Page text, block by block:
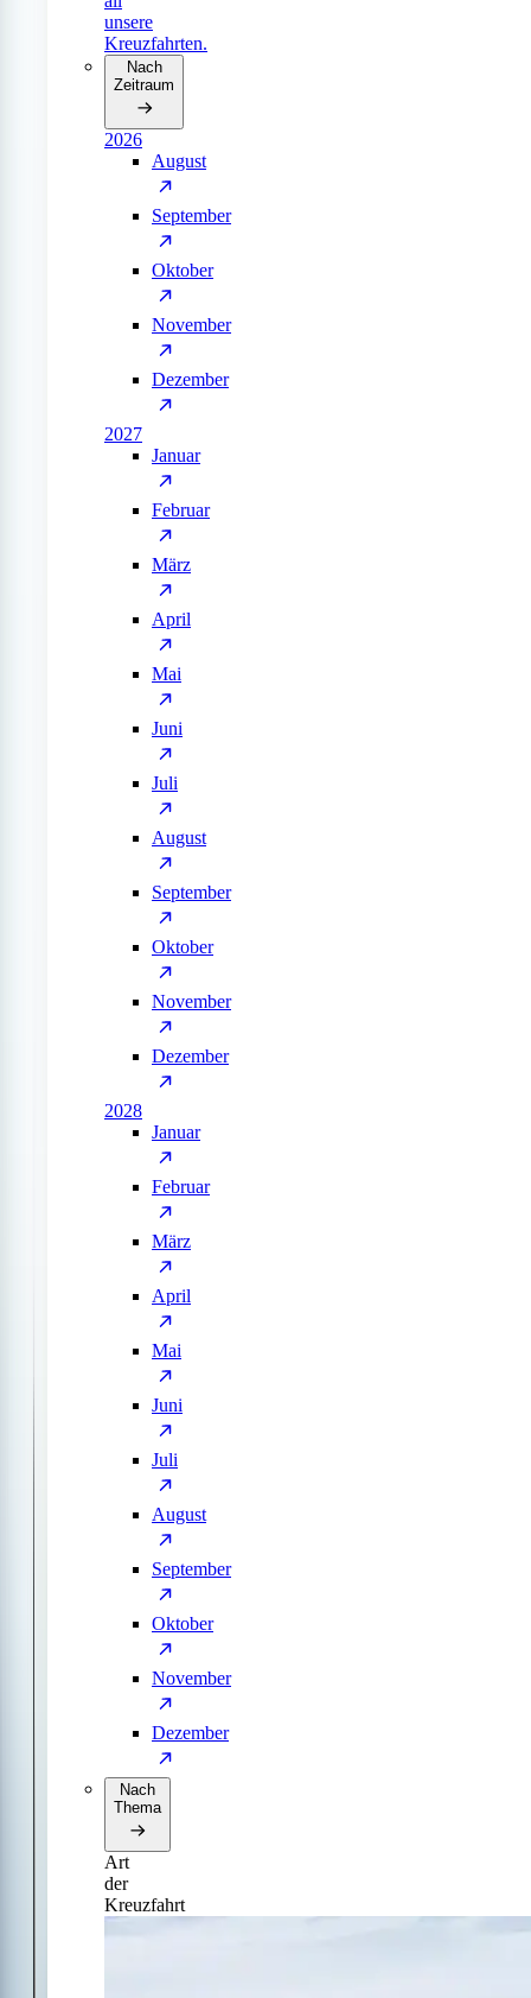
unsere
Kreuzfahrten.
Nach
Zeitraum
2026
August
September
Oktober
November
Dezember
2027
Januar
Februar
März
April
Mai
Juni
Juli
August
September
Oktober
November
Dezember
2028
Januar
Februar
März
April
Mai
Juni
Juli
August
September
Oktober
November
Dezember
Nach
Thema
Art
der
Kreuzfahrt